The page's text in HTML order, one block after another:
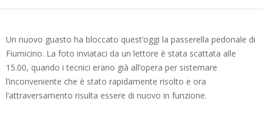
Un nuovo guasto ha bloccato quest’oggi la passerella pedonale di
Fiumicino. La foto inviataci da un lettore è stata scattata alle
15.00, quando i tecnici erano già all’opera per sistemare
l’inconveniente che è stato rapidamente risolto e ora
l’attraversamento risulta essere di nuovo in funzione.